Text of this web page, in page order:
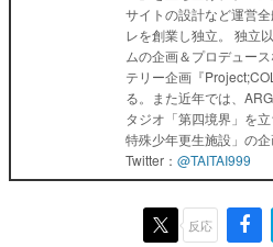
サイトの設計など運営
レを創業し独立。 独立
ムの企画＆プロデュー
テリー企画『
る。また近年では、
タジオ「第四境界」を
特殊少年更生施設」の企
Twitter： @TAITAI999
反応